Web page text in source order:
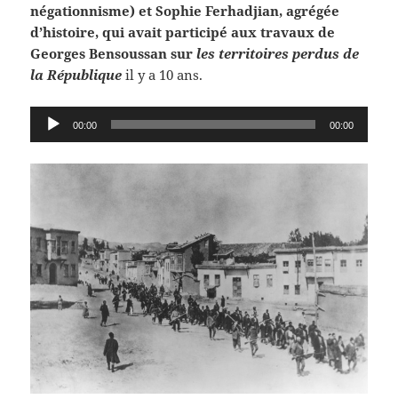
négationnisme) et Sophie Ferhadjian, agrégée
d’histoire, qui avait participé aux travaux de
Georges Bensoussan surles territoires perdus de
la République il y a 10 ans.
Lecteur
audio
00:00 00:00